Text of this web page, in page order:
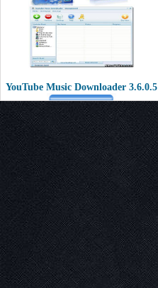
YouTube Music Downloader 3.6.0.5